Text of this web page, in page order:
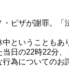
・ピザが謝罪。「
ということもあ
当日の22時22分
行為についてのお